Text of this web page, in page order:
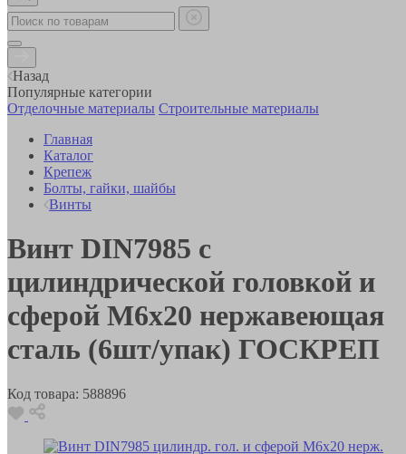
Назад
Популярные категории
Отделочные материалы Строительные материалы
Главная
Каталог
Крепеж
Болты, гайки, шайбы
Винты
Винт DIN7985 с
цилиндрической головкой и
сферой М6х20 нержавеющая
сталь (6шт/упак) ГОСКРЕП
Код товара: 588896